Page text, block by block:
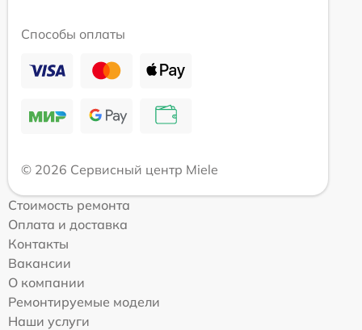
Способы оплаты
© 2026 Сервисный центр Miele
Стоимость ремонта
Оплата и доставка
Контакты
Вакансии
О компании
Ремонтируемые модели
Наши услуги